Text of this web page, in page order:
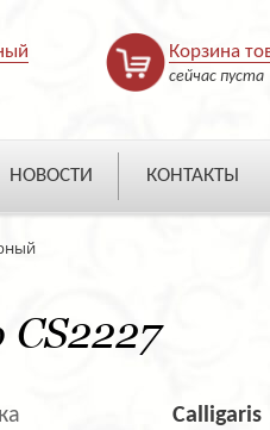
Корзина
сейчас пуста
НОВОСТИ КОНТАКТЫ
Calligaris